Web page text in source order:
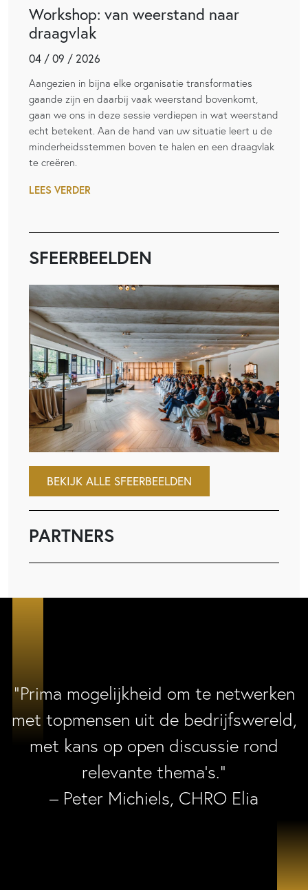
Workshop: van weerstand naar
draagvlak
04 / 09 / 2026
Aangezien in bijna elke organisatie transformaties
gaande zijn en daarbij vaak weerstand bovenkomt,
gaan we ons in deze sessie verdiepen in wat weerstand
echt betekent. Aan de hand van uw situatie leert u de
minderheidsstemmen boven te halen en een draagvlak
te creëren.
LEES VERDER
SFEERBEELDEN
BEKIJK ALLE SFEERBEELDEN
PARTNERS
“Prima mogelijkheid om te netwerken
met topmensen uit de bedrijfswereld,
met kans op open discussie rond
relevante thema’s.”
– Peter Michiels, CHRO Elia